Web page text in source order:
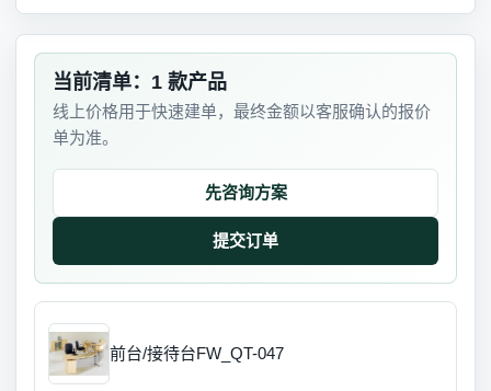
当前清单：1 款产品
线上价格用于快速建单，最终金额以客服确认的报价
单为准。
先咨询方案
前台/接待台FW_QT-047